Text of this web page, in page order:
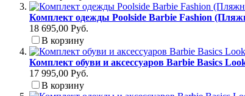
Комплект одежды Poolside Barbie Fashion
18 695,00 Руб.
В корзину
Комплект обуви и аксессуаров Barbie Basics
17 995,00 Руб.
В корзину